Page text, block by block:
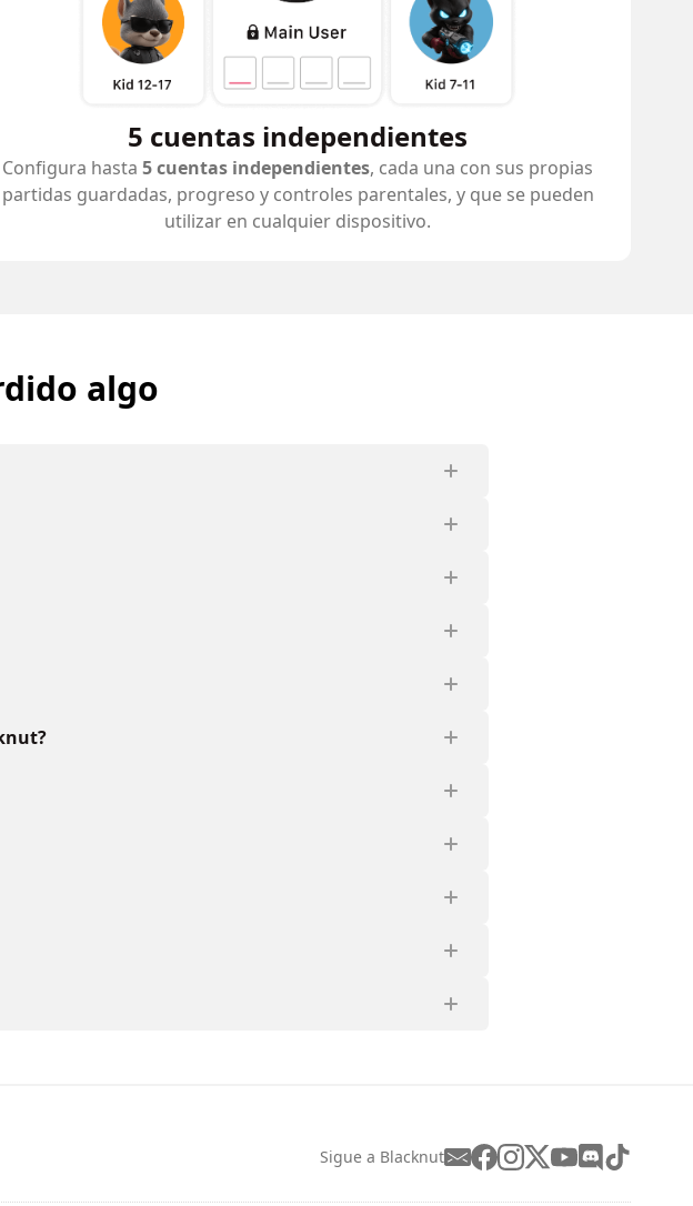
5 cuentas independientes
Configura hasta 5 cuentas independientes, cada una con sus propias
partidas guardadas, progreso y controles parentales, y que se pueden
utilizar en cualquier dispositivo.
algo
Sigue a Blacknut